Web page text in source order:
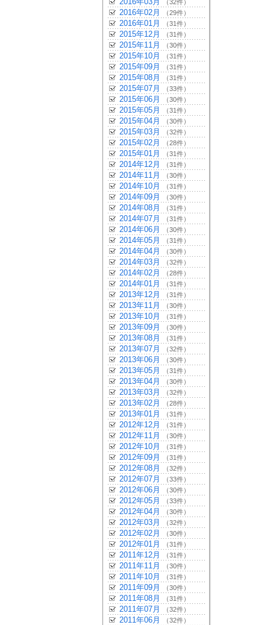
（32件）
2016年02月 （29件）
2016年01月 （31件）
2015年12月 （31件）
2015年11月 （30件）
2015年10月 （31件）
2015年09月 （31件）
2015年08月 （31件）
2015年07月 （33件）
2015年06月 （30件）
2015年05月 （31件）
2015年04月 （30件）
2015年03月 （32件）
2015年02月 （28件）
2015年01月 （31件）
2014年12月 （31件）
2014年11月 （30件）
2014年10月 （31件）
2014年09月 （30件）
2014年08月 （31件）
2014年07月 （31件）
2014年06月 （30件）
2014年05月 （31件）
2014年04月 （30件）
2014年03月 （32件）
2014年02月 （28件）
2014年01月 （31件）
2013年12月 （31件）
2013年11月 （30件）
2013年10月 （31件）
2013年09月 （30件）
2013年08月 （31件）
2013年07月 （32件）
2013年06月 （30件）
2013年05月 （31件）
2013年04月 （30件）
2013年03月 （32件）
2013年02月 （28件）
2013年01月 （31件）
2012年12月 （31件）
2012年11月 （30件）
2012年10月 （31件）
2012年09月 （31件）
2012年08月 （32件）
2012年07月 （33件）
2012年06月 （30件）
2012年05月 （33件）
2012年04月 （30件）
2012年03月 （32件）
2012年02月 （30件）
2012年01月 （31件）
2011年12月 （31件）
2011年11月 （30件）
2011年10月 （31件）
2011年09月 （30件）
2011年08月 （31件）
2011年07月 （32件）
2011年06月 （32件）